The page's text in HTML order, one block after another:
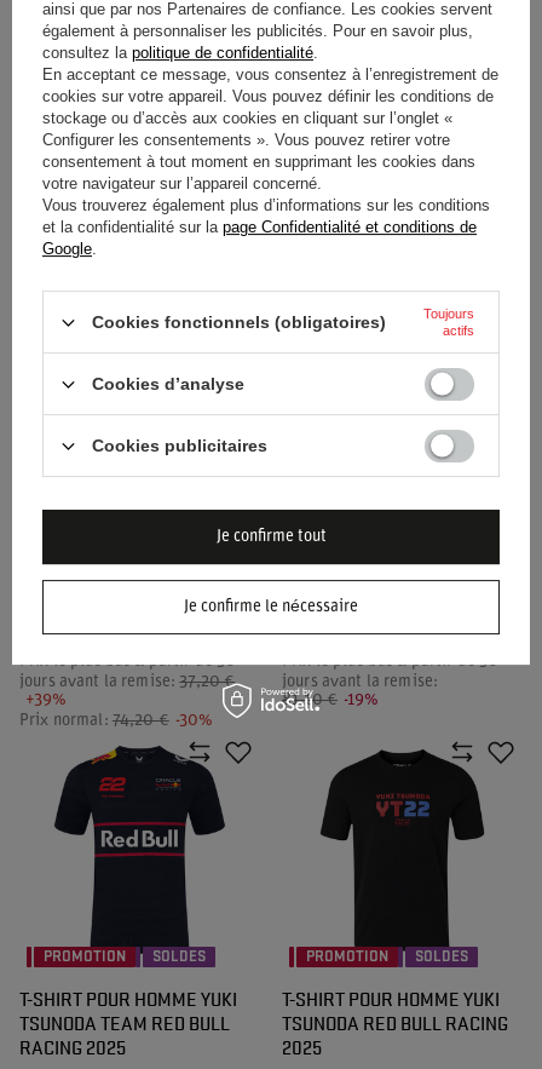
PROMOTION SOLDES
T-SHIRT TEAM RED BULL
RACING F1 SERGIO PEREZ
ENFANT
34,90 € / article
Prix le plus bas à partir de 30
jours avant la remise:
41,60 € -16%
Prix normal:
PROMOTION SOLDES
T-SHIRT HOMME REFLECT
RED BULL RACING 2024
38,80 € / article
Prix le plus bas à partir de 30
jours avant la remise:
64,90 € -40%
BOURSES SOLDES
T-SHIRT HOMME FILM LOGO
Prix le plus bas à partir de 30
jours avant la remise:37,20 €
+39%
Prix normal: 74,20 € -30%
PROMOTION SOLDES
T-SHIRT POUR HOMME
VERSTAPPEN TEAM RED
BULL RACING 2025
64,90 €
Prix le plus bas à partir de 30
jours avant la remise:
81,10 € -19%
PROMOTION SOLDES
T-SHIRT POUR HOMME YUKI
TSUNODA TEAM RED BULL
RACING 2025
PROMOTION SOLDES
T-SHIRT POUR HOMME YUKI
TSUNODA RED BULL RACING
2025
ainsi que par nos Partenaires de confiance. Les cookies servent
également à personnaliser les publicités. Pour en savoir plus,
consultez la politique de confidentialité.
En acceptant ce message, vous consentez à l’enregistrement de
cookies sur votre appareil. Vous pouvez définir les conditions de
stockage ou d’accès aux cookies en cliquant sur l’onglet «
Configurer les consentements ». Vous pouvez retirer votre
consentement à tout moment en supprimant les cookies dans
votre navigateur sur l’appareil concerné.
Vous trouverez également plus d’informations sur les conditions
et la confidentialité sur la page Confidentialité et conditions de
Google.
Cookies fonctionnels (obligatoires)
Toujours
actifs
Cookies d’analyse
Cookies publicitaires
Je confirme le nécessaire
Je confirme tout